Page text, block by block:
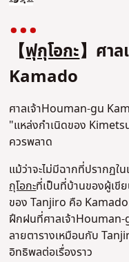
【ฟุกุโอกะ】ศา
Kamado
ศาลเจ้าHouman-gu
"แหล่งกำเนิดของ
ควรพลาด
แม้ว่าจะไม่มีฉากที่ปรากฏใ
กุโอกะที่เป็นที่บ้านของผู้เขี
ของ Tanjiro คือ Kamado
ฝึกฝนที่ศาลเจ้าHouman-
ลายตารางเหมือนกับ
อิทธิพลต่อเรื่องราว